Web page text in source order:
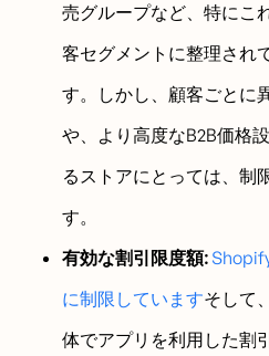
売グループなど、特にこ
客セグメントに整理され
す。しかし、顧客ごとに
や、より高度なB2B価格
るストアにとっては、制
す。
有効な割引限度額:
に制限していますそして
体でアプリを利用した割